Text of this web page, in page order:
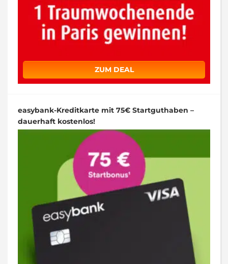
ZUM DEAL
easybank-Kreditkarte mit 75€ Startguthaben –
dauerhaft kostenlos!